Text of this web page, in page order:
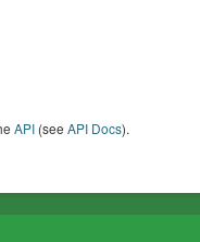
API (see API Docs).